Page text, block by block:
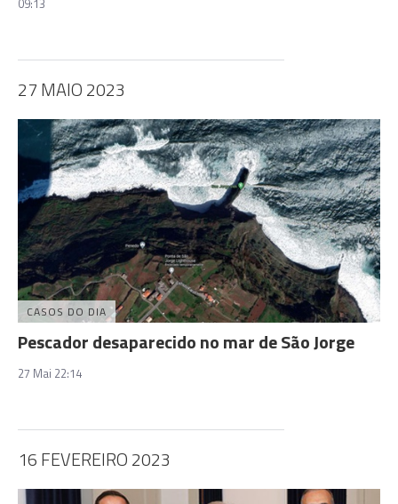
27 MAIO 2023
CASOS DO DIA
Pescador desaparecido no mar de São Jorge
27 Mai 22:14
16 FEVEREIRO 2023